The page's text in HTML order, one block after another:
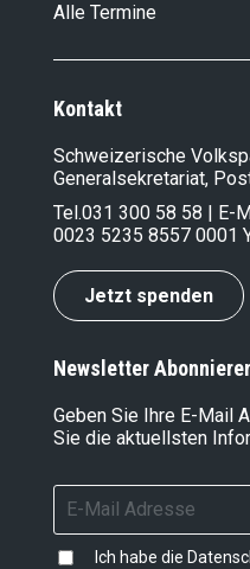
Alle Termine
Kontakt
Schweizerische
Generalsekretariat,
Tel.031 300 58 58 | E-
0023 5235 8557 0001
Jetzt spenden
Newsletter
Geben Sie Ihre E-Mail
Sie die aktuellsten
Ich habe die